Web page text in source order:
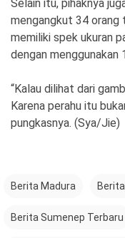
Selain itu, pihaknya
mengangkut 34
memiliki spek ukuran
dengan menggunakan
“Kalau dilihat dari
Karena perahu itu
pungkasnya. (Sya/Jie)
Berita Madura
Berita Sumenep Terbaru